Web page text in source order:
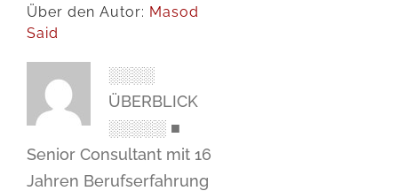
Über den Autor: Masod
Said
░░░░
ÜBERBLICK
░░░░░ ■
Senior Consultant mit 16
Jahren Berufserfahrung